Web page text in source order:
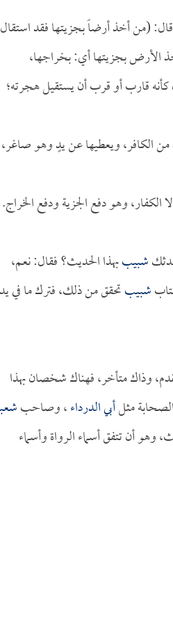
(من أخذ أرضاً بجزيتها فقد استقال
الأرض بجزيتها أي: بخراجها،
كأنه قارب أو قرب أن يستقيل هجرته؛
الكافر، ويعطيها عن يدٍ وهو صاغر،
وهو دفع الجزية ودفع الخراج.
شبيببهذا الحديث؟ فقال: نعم،
شبيبتحقق من ذلك، فترك ما في
وذاك متأخر، فهناك شخصان بهذا
مثلأبي الدرداء، وصاحب
وهو أن تتفق أسماء الرواة وأسماء